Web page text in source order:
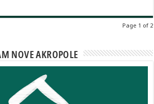
Page 1 of 2
NOVE AKROPOLE